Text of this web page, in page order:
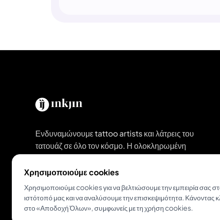
Ενδυναμώνουμε tattoo artists και λάτρεις του
τατουάζ σε όλο τον κόσμο. Η ολοκληρωμένη
καλλιτέχνες.
Κατέβασε το Inkjin
Χρησιμοποιούμε cookies
Χρησιμοποιούμε cookies για να βελτιώσουμε την εμπειρία σας
ιστότοπό μας και να αναλύσουμε την επισκεψιμότητα. Κάνοντας
στο «Αποδοχή Όλων», συμφωνείς με τη χρήση cookies.